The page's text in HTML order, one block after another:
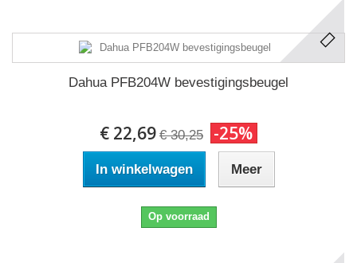
Dahua PFB204W bevestigingsbeugel
€ 22,69 € 30,25 -25%
In winkelwagen Meer
Op voorraad